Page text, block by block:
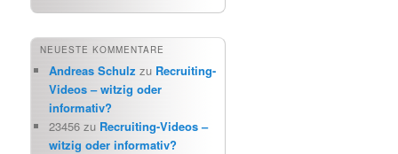
NEUESTE KOMMENTARE
Andreas Schulz zu Recruiting-
Videos – witzig oder
informativ?
23456 zu Recruiting-Videos –
witzig oder informativ?